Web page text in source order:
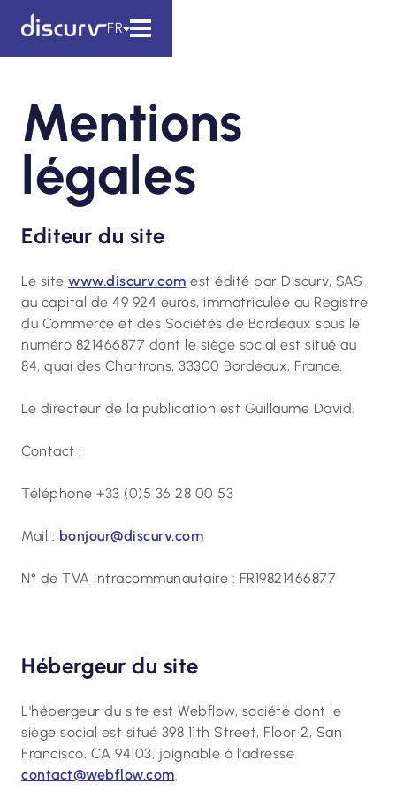
FR
Mentions
légales
Editeur du site
Le site www.discurv.com est édité par Discurv, SAS
au capital de 49 924 euros, immatriculée au Registre
du Commerce et des Sociétés de Bordeaux sous le
numéro 821466877 dont le siège social est situé au
84, quai des Chartrons, 33300 Bordeaux, France.
Le directeur de la publication est Guillaume David.
Contact :
Téléphone +33 (0)5 36 28 00 53
Mail : bonjour@discurv.com
N° de TVA intracommunautaire : FR19821466877
Hébergeur du site
L'hébergeur du site est Webflow, société dont le
siège social est situé 398 11th Street, Floor 2, San
Francisco, CA 94103, joignable à l'adresse
contact@webflow.com.